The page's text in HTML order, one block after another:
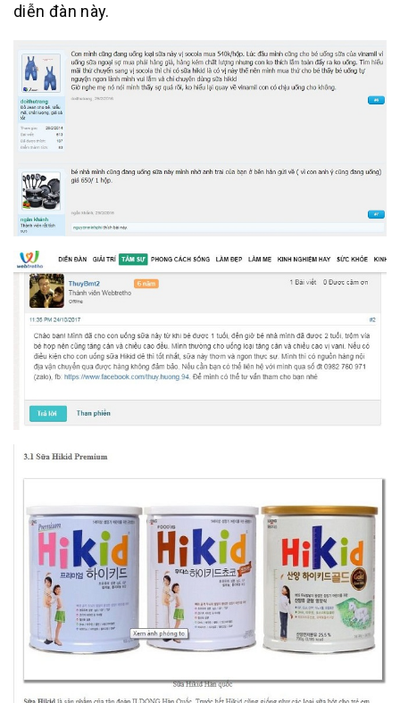
diễn đàn này.